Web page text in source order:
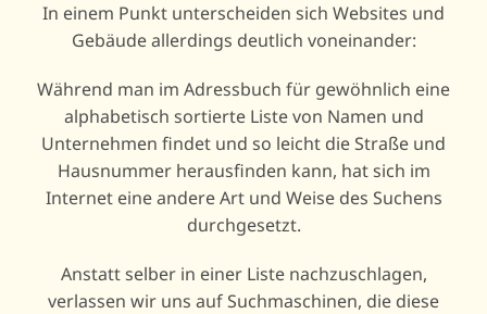
In einem Punkt unterscheiden sich Websites und
Gebäude allerdings deutlich voneinander:
Während man im Adressbuch für gewöhnlich eine
alphabetisch sortierte Liste von Namen und
Unternehmen findet und so leicht die Straße und
Hausnummer herausfinden kann, hat sich im
Internet eine andere Art und Weise des Suchens
durchgesetzt.
Anstatt selber in einer Liste nachzuschlagen,
verlassen wir uns auf Suchmaschinen, die diese